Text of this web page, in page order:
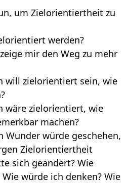
um Zielorientiertheit zu
werden?
mir den Weg zu mehr
will zielorientiert sein, wie
wäre zielorientiert, wie
machen?
Wunder würde geschehen,
Zielorientiertheit
sich geändert? Wie
würde ich denken? Wie